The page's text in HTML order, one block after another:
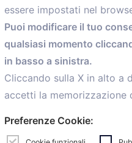
Home
Servizi
Convenzioni
Voce delle Nostre
Informazioni Ex L. 124/
News
personalCaf
essere impostati nel
Puoi modificare il tuo
qualsiasi momento
in basso a sinistra.
Cliccando sulla X in alto
accetti la memorizzazione
Preferenze Cookie: